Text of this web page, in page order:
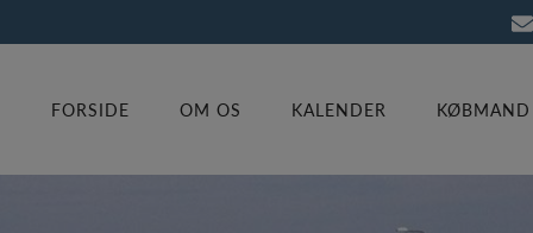
FORSIDE OM OS KALENDER KØBMAND